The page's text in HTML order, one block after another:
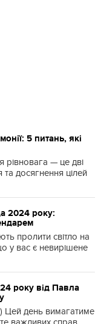
5 питань, які
рівновага — це дві
досягнення цілей
2024 року:
пролити світло на
у вас є невирішене
року від Павла
Цей день вимагатиме